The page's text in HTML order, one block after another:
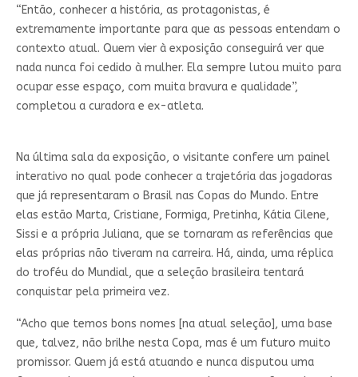
“Então, conhecer a história, as protagonistas, é
extremamente importante para que as pessoas entendam o
contexto atual. Quem vier à exposição conseguirá ver que
nada nunca foi cedido à mulher. Ela sempre lutou muito para
ocupar esse espaço, com muita bravura e qualidade”,
completou a curadora e ex-atleta.
Na última sala da exposição, o visitante confere um painel
interativo no qual pode conhecer a trajetória das jogadoras
que já representaram o Brasil nas Copas do Mundo. Entre
elas estão Marta, Cristiane, Formiga, Pretinha, Kátia Cilene,
Sissi e a própria Juliana, que se tornaram as referências que
elas próprias não tiveram na carreira. Há, ainda, uma réplica
do troféu do Mundial, que a seleção brasileira tentará
conquistar pela primeira vez.
“Acho que temos bons nomes [na atual seleção], uma base
que, talvez, não brilhe nesta Copa, mas é um futuro muito
promissor. Quem já está atuando e nunca disputou uma